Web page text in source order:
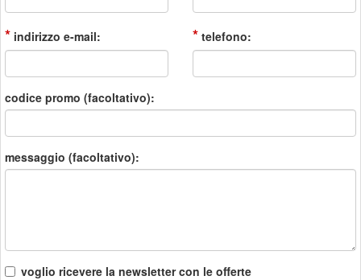
* indirizzo e-mail: * telefono:
codice promo (facoltativo):
messaggio (facoltativo):
voglio ricevere la newsletter con le offerte